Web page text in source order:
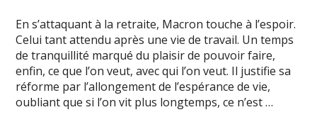
En s’attaquant à la retraite, Macron touche à l’espoir.
Celui tant attendu après une vie de travail. Un temps
de tranquillité marqué du plaisir de pouvoir faire,
enfin, ce que l’on veut, avec qui l’on veut. Il justifie sa
réforme par l’allongement de l’espérance de vie,
oubliant que si l’on vit plus longtemps, ce n’est …